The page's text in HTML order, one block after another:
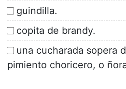
guindilla.
copita de brandy.
una cucharada sopera
pimiento choricero, o